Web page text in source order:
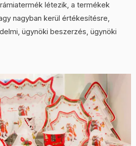
létezik, a termékek
nagyban kerül értékesítésre,
ügynöki beszerzés, ügynöki